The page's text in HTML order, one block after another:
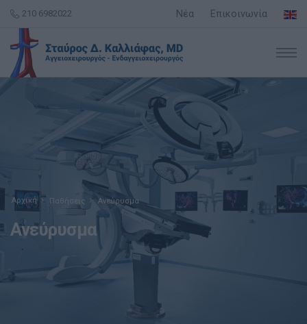
210 6982022 Νέα Επικοινωνία
Αρχική Παθήσεις Ανεύρυσμα
Ανεύρυσμα